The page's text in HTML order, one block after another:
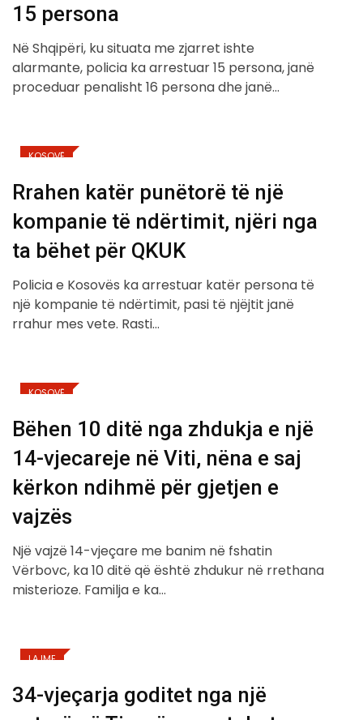
15 persona
Në Shqipëri, ku situata me zjarret ishte
alarmante, policia ka arrestuar 15 persona, janë
proceduar penalisht 16 persona dhe janë…
KOSOVË
Rrahen katër punëtorë të një
kompanie të ndërtimit, njëri nga
ta bëhet për QKUK
Policia e Kosovës ka arrestuar katër persona të
një kompanie të ndërtimit, pasi të njëjtit janë
rrahur mes vete. Rasti…
KOSOVË
Bëhen 10 ditë nga zhdukja e një
14-vjecareje në Viti, nëna e saj
kërkon ndihmë për gjetjen e
vajzës
Një vajzë 14-vjeçare me banim në fshatin
Vërbovc, ka 10 ditë që është zhdukur në rrethana
misterioze. Familja e ka…
LAJME
34-vjeçarja goditet nga një